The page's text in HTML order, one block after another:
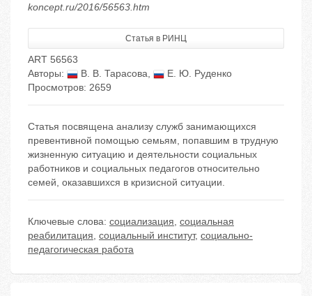
koncept.ru/2016/56563.htm
Статья в РИНЦ
ART 56563
Авторы:
В. В. Тарасова,
Е. Ю. Руденко
Просмотров: 2659
Статья посвящена анализу служб занимающихся
превентивной помощью семьям, попавшим в трудную
жизненную ситуацию и деятельности социальных
работников и социальных педагогов относительно
семей, оказавшихся в кризисной ситуации.
Ключевые слова: социализация, социальная
реабилитация, социальный институт, социально-
педагогическая работа